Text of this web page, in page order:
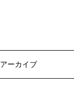
アーカイブ